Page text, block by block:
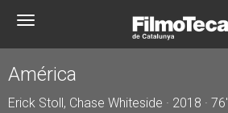
Toggle
América
Erick Stoll, Chase Whiteside · 2018 · 76'